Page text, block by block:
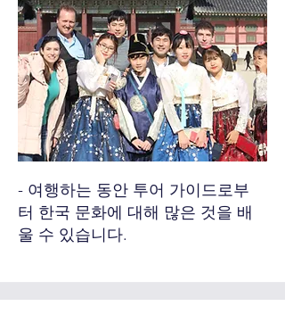
- 여행하는 동안 투어 가이드로부
터 한국 문화에 대해 많은 것을 배
울 수 있습니다.